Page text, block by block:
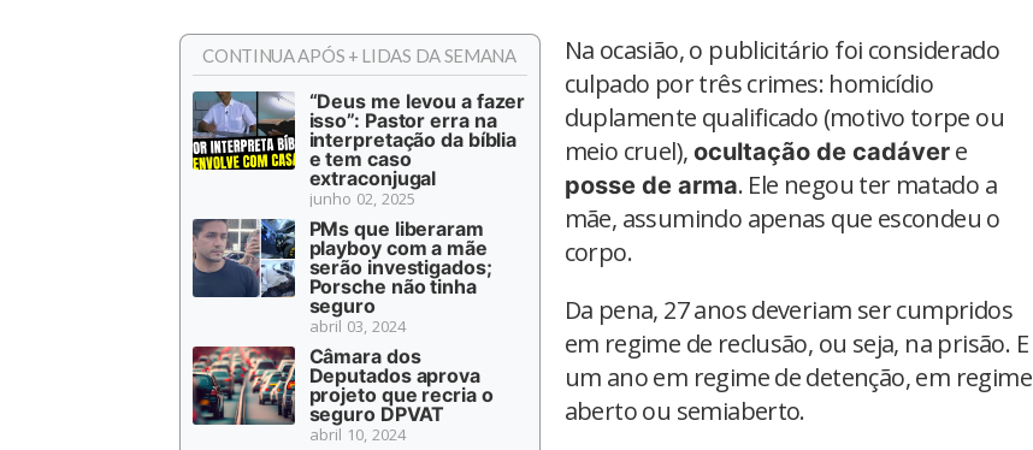
CONTINUA APÓS + LIDAS DA SEMANA
“Deus me levou a fazer
isso”: Pastor erra na
interpretação da bíblia
e tem caso
extraconjugal
junho 02, 2025
PMs que liberaram
playboy com a mãe
serão investigados;
Porsche não tinha
seguro
abril 03, 2024
Câmara dos
Deputados aprova
projeto que recria o
seguro DPVAT
abril 10, 2024
Na ocasião, o publicitário foi considerado
culpado por três crimes: homicídio
duplamente qualificado (motivo torpe ou
meio cruel), ocultação de cadávere
posse de arma. Ele negou ter matado a
mãe, assumindo apenas que escondeu o
corpo.
Da pena, 27 anos deveriam ser cumpridos
em regime de reclusão, ou seja, na prisão. E
um ano em regime de detenção, em regime
aberto ou semiaberto.